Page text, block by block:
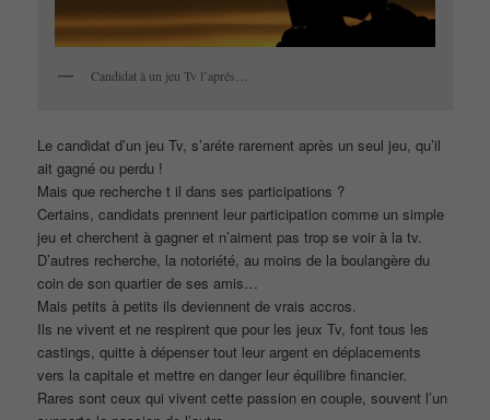
Candidat à un jeu Tv l’aprés…
Le candidat d’un jeu Tv, s’aréte rarement après un seul jeu, qu’il
ait gagné ou perdu !
Mais que recherche t il dans ses participations ?
Certains, candidats prennent leur participation comme un simple
jeu et cherchent à gagner et n’aiment pas trop se voir à la tv.
D’autres recherche, la notoriété, au moins de la boulangère du
coin de son quartier de ses amis…
Mais petits à petits ils deviennent de vrais accros.
Ils ne vivent et ne respirent que pour les jeux Tv, font tous les
castings, quitte à dépenser tout leur argent en déplacements
vers la capitale et mettre en danger leur équilibre financier.
Rares sont ceux qui vivent cette passion en couple, souvent l’un